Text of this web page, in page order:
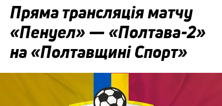
Пряма трансляція матчу
«Пенуел» — «Полтава-2»
на «Полтавщині Спорт»